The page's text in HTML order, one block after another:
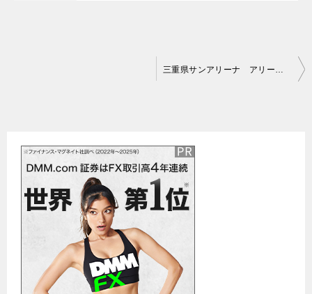
三重県サンアリーナ アリーナ席の座席表と見え方